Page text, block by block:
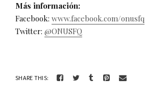
Más información:
Facebook: www.facebook.com/onusfq
Twitter: @ONUSFQ
SHARE THIS: